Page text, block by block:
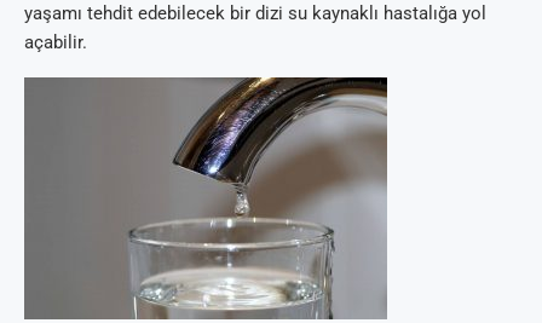
yaşamı tehdit edebilecek bir dizi su kaynaklı hastalığa yol
açabilir.